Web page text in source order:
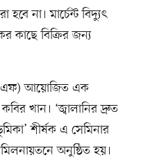
না। মার্চেন্ট বিদ্যুৎ
কাছে বিক্রির জন্য
আয়োজিত এক
খান। ‘জ্বালানির দ্রুত
শীর্ষক এ সেমিনার
অনুষ্ঠিত হয়।